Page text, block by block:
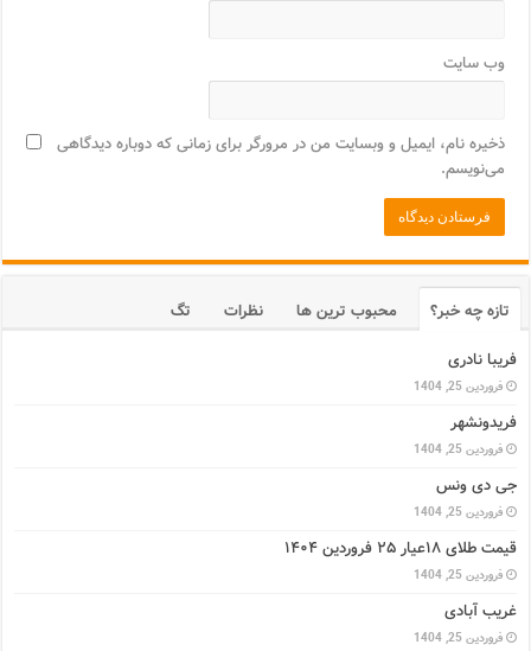
وب‌ سایت
ذخیره نام، ایمیل و وبسایت من در مرورگر برای زمانی که دوباره دیدگاهی
می‌نویسم.
تازه چه خبر؟ محبوب ترین ها نظرات
تگ
فریبا نادری
فروردین 25, 1404
فریدونشهر
فروردین 25, 1404
جی دی ونس
فروردین 25, 1404
قیمت طلای ۱۸عیار ۲۵ فروردین ۱۴۰۴
فروردین 25, 1404
غریب آبادی
فروردین 25, 1404